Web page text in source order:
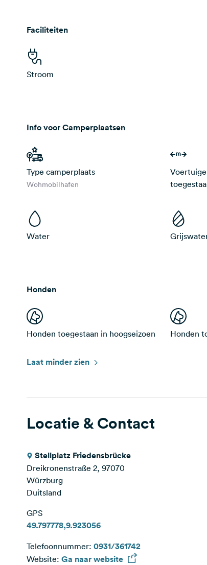
Faciliteiten
Stroom
Info voor Camperplaatsen
Type camperplaats
Wohmobilhafen
Water
Honden
Honden toegestaan in hoogseizoen Honden
Laat minder zien
Locatie & Contact
Stellplatz Friedensbrücke
Dreikronenstraße 2, 97070
Würzburg
Duitsland
GPS
49.797778,9.923056
Telefoonnummer: 0931/361742
Website: Ga naar website